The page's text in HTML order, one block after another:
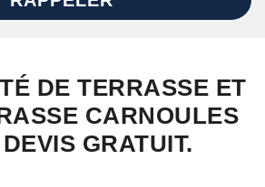
DE TERRASSE ET
CARNOULES
GRATUIT.